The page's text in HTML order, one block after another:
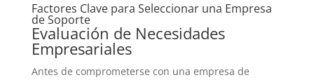
Factores Clave para Seleccionar una Empresa
de Soporte
Evaluación de Necesidades
Empresariales
Antes de comprometerse con una empresa de